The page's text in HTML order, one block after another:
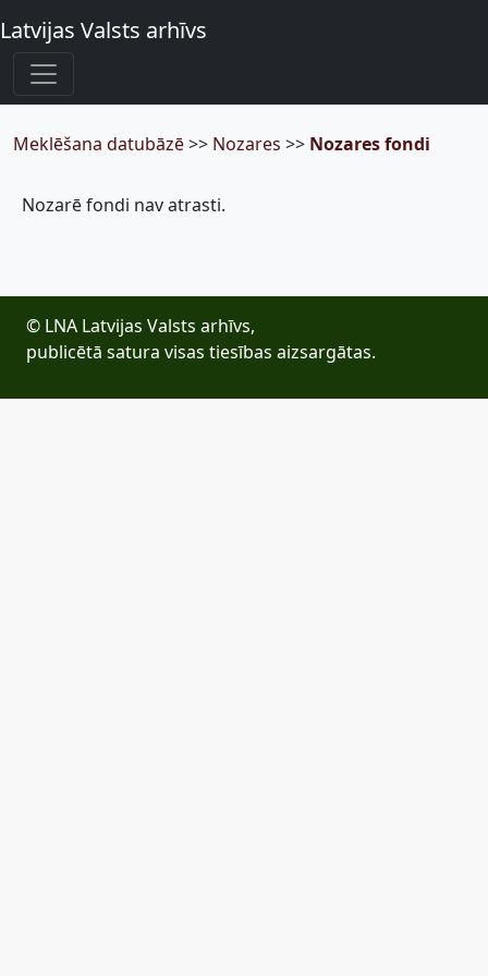
Latvijas Valsts arhīvs
Meklēšana datubāzē>> Nozares >> Nozares fondi
Nozarē fondi nav atrasti.
© LNA Latvijas Valsts arhīvs,
publicētā satura visas tiesības aizsargātas.